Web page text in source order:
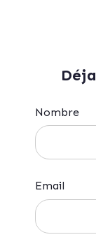
Nombre
Email